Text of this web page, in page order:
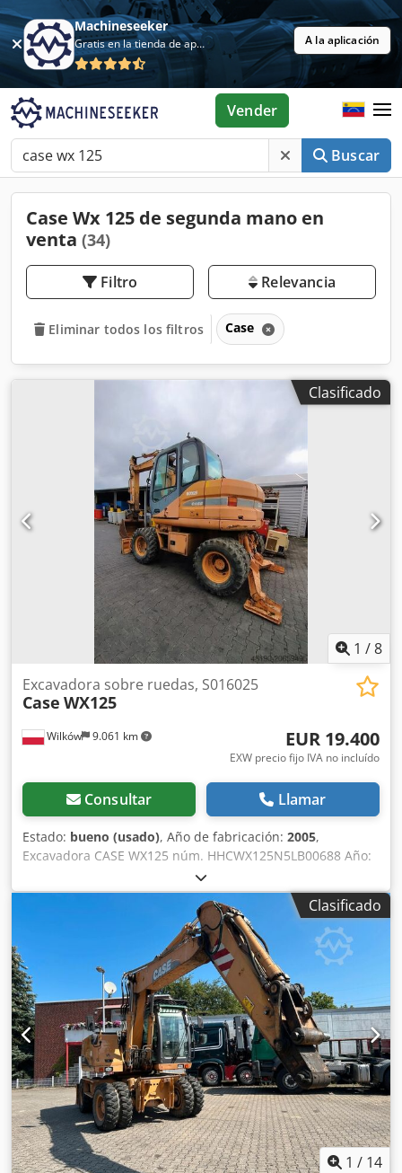
Machineseeker
Gratis en la tienda de aplicaciones A la aplicación
Buscar
Vender
Case Wx 125 de segunda mano en
venta (34)
Filtro Relevancia
Eliminar todos los filtros Case
Clasificado
1 /8
Wilków 9.061 km
Excavadora sobre ruedas, S016025
Case WX125
EUR 19.400
EXW precio fijo IVA no incluído
Consultar Llamar
Estado: bueno (usado), Año de fabricación: 2005,
Excavadora CASE WX125 núm. HHCWX125N5LB00688 Año:
2005 86 kW Dkedsx Atliopfx Acior 9786 h una cuchara peso:
13 t Sin documentación
Clasificado
1 / 14